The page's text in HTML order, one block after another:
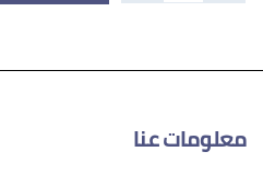
معلومات عنا